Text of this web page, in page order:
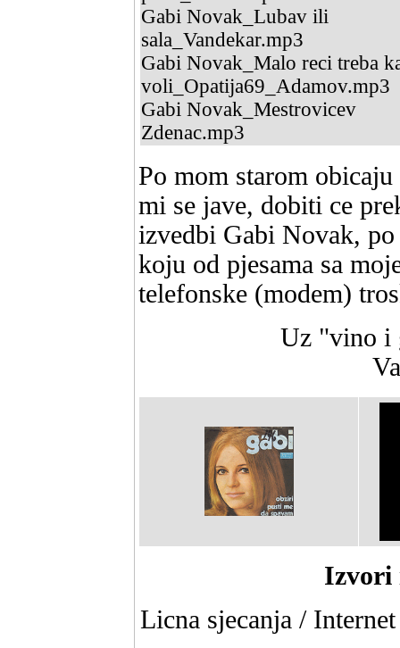
Gabi Novak_Lubav ili
sala_Vandekar.mp3
Gabi Novak_Malo reci treba
voli_Opatija69_Adamov.mp3
Gabi Novak_Mestrovicev
Zdenac.mp3
Po mom starom
mi se jave, dobiti ce
izvedbi Gabi Novak,
koju od pjesama sa
telefonske (modem)
Uz "vino i
Izvori
Licna sjecanja /